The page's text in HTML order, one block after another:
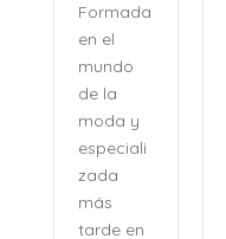
Formada
en el
mundo
de la
moda y
especiali
zada
más
tarde en